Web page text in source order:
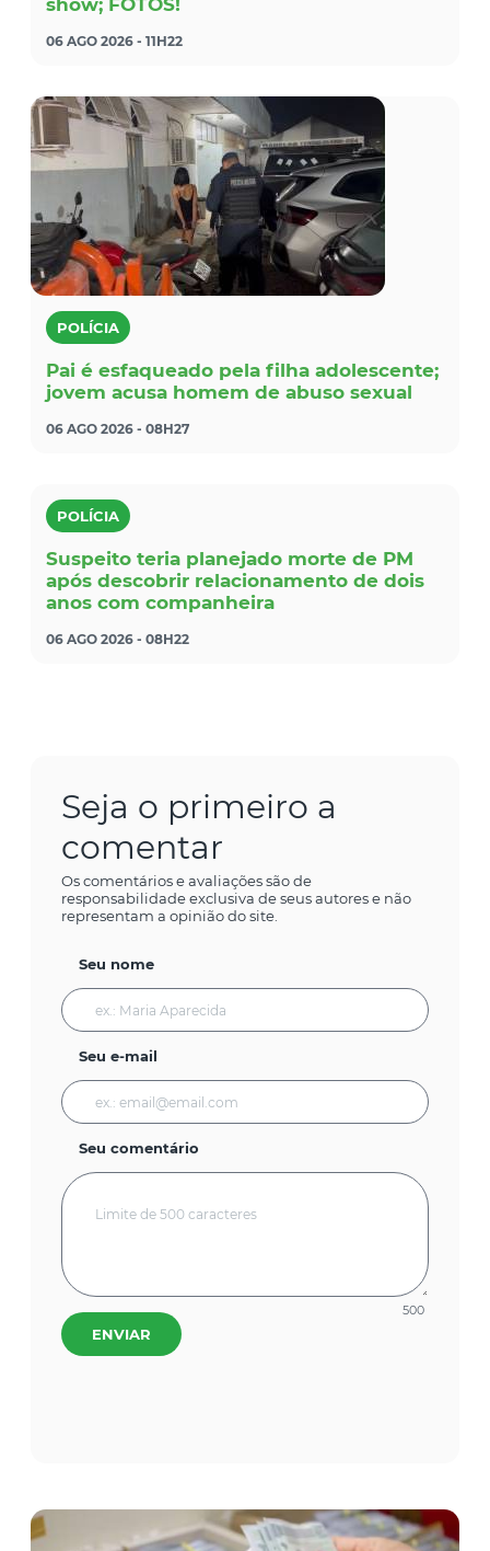
show; FOTOS!
06 AGO 2026 - 11H22
POLÍCIA
Pai é esfaqueado pela filha adolescente;
jovem acusa homem de abuso sexual
06 AGO 2026 - 08H27
POLÍCIA
Suspeito teria planejado morte de PM
após descobrir relacionamento de dois
anos com companheira
06 AGO 2026 - 08H22
Seja o primeiro a
comentar
Os comentários e avaliações são de
responsabilidade exclusiva de seus autores e não
representam a opinião do site.
Seu nome
Seu e-mail
Seu comentário
500
ENVIAR